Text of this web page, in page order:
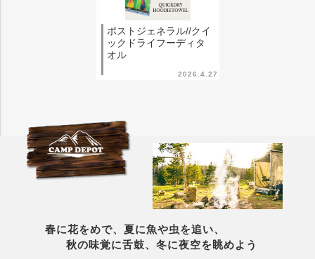
2026.4.27
ポストジェネラル//クイ
ックドライフーディタ
オル
春に花をめで、夏に魚や虫を追い、
秋の味覚に舌鼓、冬に夜空を眺めよう